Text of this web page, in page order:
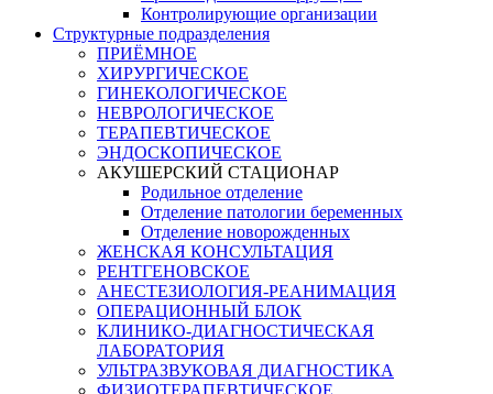
Контролирующие организации
Структурные подразделения
ПРИЁМНОЕ
ХИРУРГИЧЕСКОЕ
ГИНЕКОЛОГИЧЕСКОЕ
НЕВРОЛОГИЧЕСКОЕ
ТЕРАПЕВТИЧЕСКОЕ
ЭНДОСКОПИЧЕСКОЕ
АКУШЕРСКИЙ СТАЦИОНАР
Родильное отделение
Отделение патологии беременных
Отделение новорожденных
ЖЕНСКАЯ КОНСУЛЬТАЦИЯ
РЕНТГЕНОВСКОЕ
АНЕСТЕЗИОЛОГИЯ-РЕАНИМАЦИЯ
ОПЕРАЦИОННЫЙ БЛОК
КЛИНИКО-ДИАГНОСТИЧЕСКАЯ
ЛАБОРАТОРИЯ
УЛЬТРАЗВУКОВАЯ ДИАГНОСТИКА
ФИЗИОТЕРАПЕВТИЧЕСКОЕ